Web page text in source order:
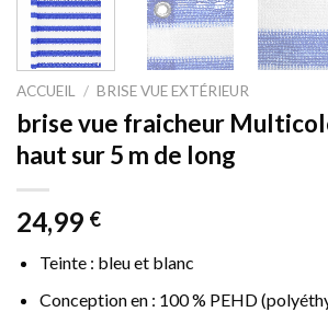
ACCUEIL / BRISE VUE EXTÉRIEUR
brise vue fraicheur
haut sur 5 m de long
24,99 €
Teinte : bleu et blanc
Conception en : 100 % PEHD